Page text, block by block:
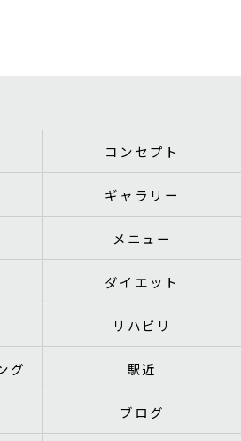
コンセプト
ギャラリー
メニュー
ダイエット
リハビリ
グ 駅近
ブログ